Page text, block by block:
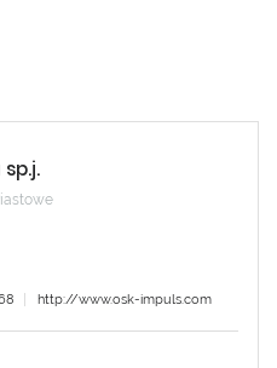
http://www.osk-impuls.com